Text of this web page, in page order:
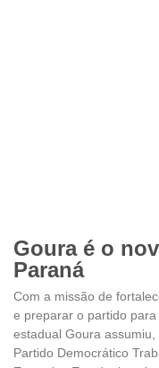
Goura é o
Paraná
Com a missão de
e preparar o partido
estadual Goura
Partido Democrático